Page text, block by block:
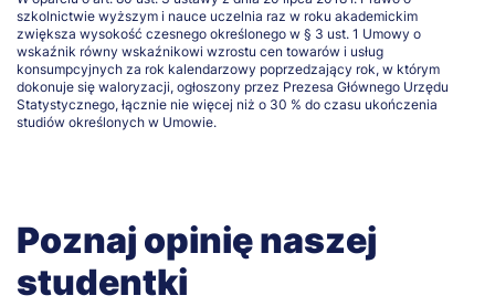
szkolnictwie wyższym i nauce uczelnia raz w roku akademickim
zwiększa wysokość czesnego określonego w § 3 ust. 1 Umowy o
wskaźnik równy wskaźnikowi wzrostu cen towarów i usług
konsumpcyjnych za rok kalendarzowy poprzedzający rok, w którym
dokonuje się waloryzacji, ogłoszony przez Prezesa Głównego Urzędu
Statystycznego, łącznie nie więcej niż o 30 % do czasu ukończenia
studiów określonych w Umowie.
Poznaj opinię naszej
studentki